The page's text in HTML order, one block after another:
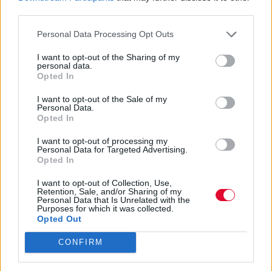
Personal Data Processing Opt Outs
I want to opt-out of the Sharing of my
personal data.
Opted In
I want to opt-out of the Sale of my
Personal Data.
Opted In
I want to opt-out of processing my
Personal Data for Targeted Advertising.
Opted In
I want to opt-out of Collection, Use,
Retention, Sale, and/or Sharing of my
Personal Data that Is Unrelated with the
Purposes for which it was collected.
Opted Out
CONFIRM
που έρχονται στην ελληνική πλατφόρμα
του Netflix αυτόν το μ...
Ναταλία Πετρίτη
30.08.2023